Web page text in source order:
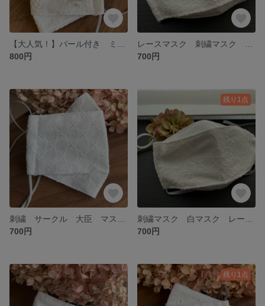
800円
700円
700円
残り1点
700円
残り1点